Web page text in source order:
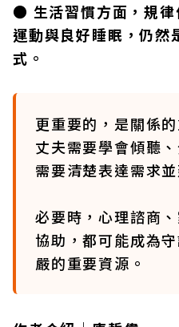
● 生活習慣方面，規律
運動與良好睡眠，仍然
式。
更重要的，是關係
丈夫需要學會傾聽
需要清楚表達需求並
必要時，心理諮商
協助，都可能成為
嚴的重要資源。